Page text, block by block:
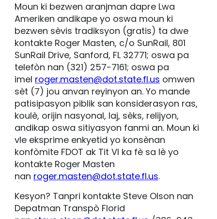
Moun ki bezwen aranjman dapre Lwa
Ameriken andikape yo oswa moun ki
bezwen sèvis tradiksyon (gratis) ta dwe
kontakte Roger Masten, c/o SunRail, 801
SunRail Drive, Sanford, FL 32771; oswa pa
telefòn nan (321) 257-7161; oswa pa
imel roger.masten@dot.state.fl.us omwen
sèt (7) jou anvan reyinyon an. Yo mande
patisipasyon piblik san konsiderasyon ras,
koulè, orijin nasyonal, laj, sèks, relijyon,
andikap oswa sitiyasyon fanmi an. Moun ki
vle eksprime enkyetid yo konsènan
konfòmite FDOT ak Tit VI ka fè sa lè yo
kontakte Roger Masten
nan roger.masten@dot.state.fl.us.
Kesyon? Tanpri kontakte Steve Olson nan
Depatman Transpò Florid